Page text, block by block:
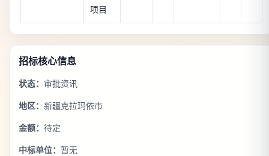
项目
招标核心信息
状态： 审批资讯
地区： 新疆克拉玛依市
金额： 待定
中标单位： 暂无